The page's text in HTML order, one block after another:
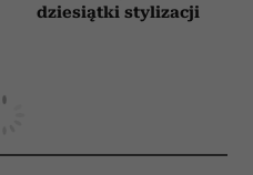
dziesiątki stylizacji